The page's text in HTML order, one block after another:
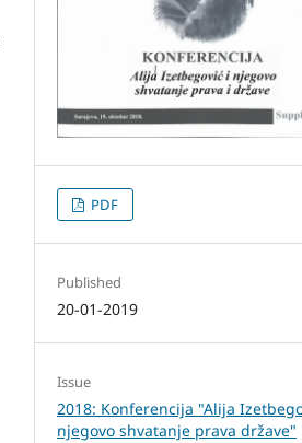
PDF
Published
20-01-2019
Issue
2018: Konferencija "Alija
njegovo shvatanje prava države"